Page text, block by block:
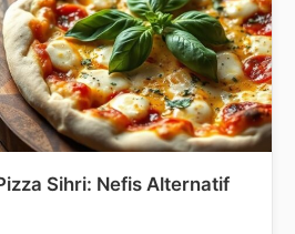
Sihri: Nefis Alternatif